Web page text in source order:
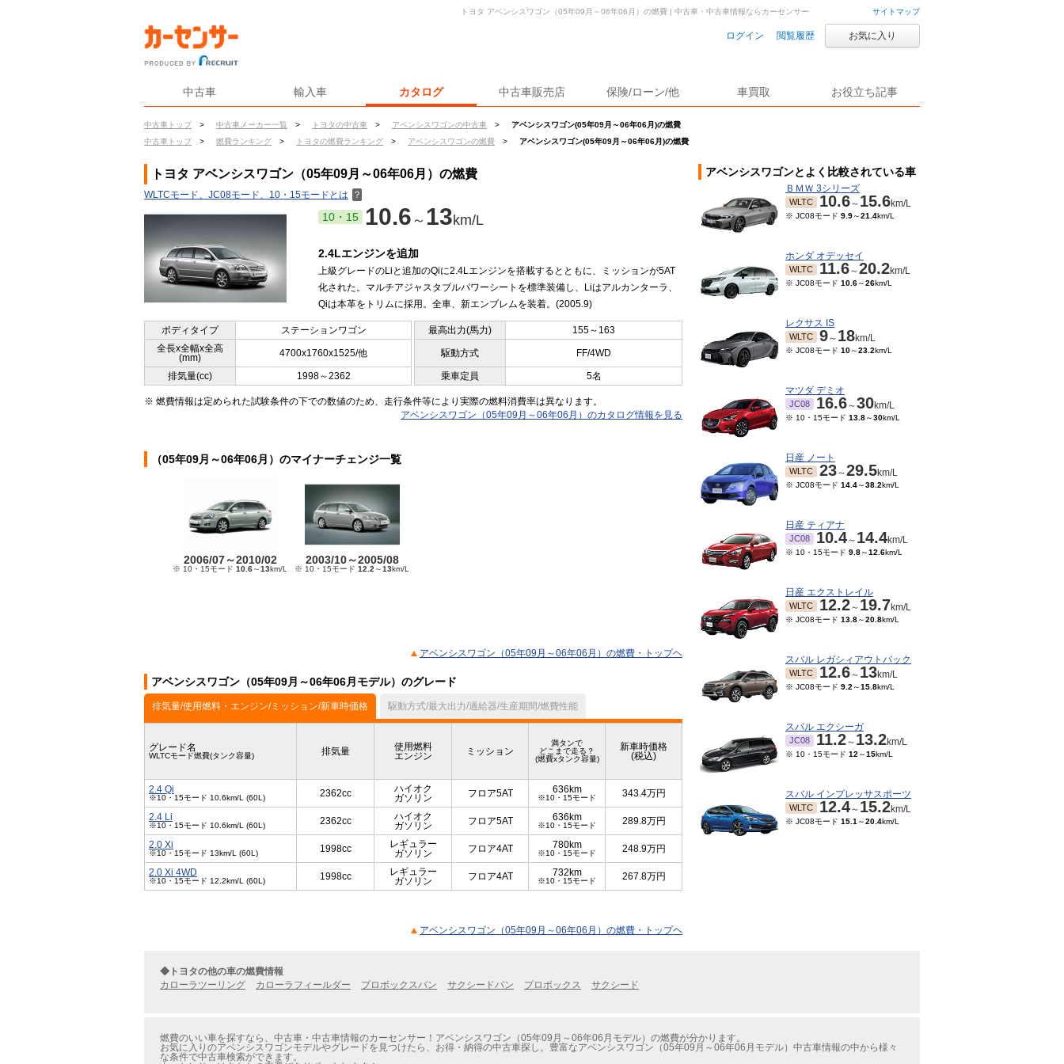
サイトマップ
ログイン 閲覧履歴 お気に入り
中古車 輸入車 カタログ 中古車販売店 保険/ローン/他 車買取 お役立ち記事
中古車トップ > 中古車メーカー一覧 > トヨタの中古車 > アベンシスワゴンの中古車 >
アベンシスワゴン(05年09月～06年06月)の燃費
中古車トップ
> 燃費ランキング > トヨタの燃費ランキング > アベンシスワゴンの燃費 > アベンシスワゴン(05年09月～06年06月)の燃費
トヨタ アベンシスワゴン（05年09月～06年06月）の燃費 | 中古車・中古車情報ならカーセンサー
トヨタ アベンシスワゴン（05年09月～06年06月）の燃費
WLTCモード、JC08モード、10・15モードとは ？
10・15 10.6 ～ 13km/L
2.4Lエンジンを追加
上級グレードのLiと追加のQiに2.4Lエンジンを搭載するとともに、ミッションが5AT
化された。マルチアジャスタブルパワーシートを標準装備し、Liはアルカンターラ、
Qiは本革をトリムに採用。全車、新エンブレムを装着。(2005.9)
ボディタイプ ステーションワゴン 最高出力(馬力)
155～163
全長x全幅x全高
(mm)
4700x1760x1525/他 駆動方式 FF/4WD
排気量(cc) 1998～2362 乗車定員 5名
※ 燃費情報は定められた試験条件の下での数値のため、走行条件等により実際の燃料消費率は異なります。
アベンシスワゴン（05年09月～06年06月）のカタログ情報を見る
（05年09月～06年06月）のマイナーチェンジ一覧
2006/07～2010/02
※ 10・15モード 10.6～13km/L
2003/10～2005/08
※ 10・15モード 12.2～13km/L
アベンシスワゴン（05年09月～06年06月）の燃費・トップヘ
アベンシスワゴン（05年09月～06年06月モデル）のグレード
排気量/使用燃料・エンジン/ミッション/新車時価格 駆動方式/最大出力/過給器/生産期間/燃費性能
グレード名
WLTCモード燃費(タンク容量) 排気量
使用燃料
エンジン
ミッション
満タンで
どこまで走る？
(燃費xタンク容量)
新車時価格
(税込)
2.4 Qi
※10・15モード 10.6km/L (60L) 2362cc
ハイオク
ガソリン
フロア5AT 636km
※10・15モード 343.4万円
2.4 Li
※10・15モード 10.6km/L (60L) 2362cc
ハイオク
ガソリン
フロア5AT 636km
※10・15モード 289.8万円
2.0 Xi
※10・15モード 13km/L (60L) 1998cc
レギュラー
ガソリン
フロア4AT 780km
※10・15モード 248.9万円
2.0 Xi 4WD
※10・15モード 12.2km/L (60L) 1998cc
レギュラー
ガソリン
フロア4AT 732km
※10・15モード 267.8万円
アベンシスワゴン（05年09月～06年06月）の燃費・トップヘ
アベンシスワゴンとよく比較されている車
ＢＭＷ 3シリーズ
WLTC 10.6～ 15.6km/L
※ JC08モード 9.9～21.4km/L
ホンダ オデッセイ
WLTC 11.6～20.2km/L
※ JC08モード 10.6～26km/L
レクサス IS
WLTC 9～ 18km/L
※ JC08モード 10～23.2km/L
マツダ デミオ
JC08 16.6～30km/L
※ 10・15モード 13.8～30km/L
日産 ノート
WLTC 23～29.5km/L
※ JC08モード 14.4～38.2km/L
日産 ティアナ
JC08 10.4～ 14.4km/L
※ 10・15モード 9.8～12.6km/L
日産 エクストレイル
WLTC 12.2～ 19.7km/L
※ JC08モード 13.8～20.8km/L
スバル レガシィアウトバック
WLTC 12.6～ 13km/L
※ JC08モード 9.2 ～15.8km/L
スバル エクシーガ
JC08 11.2～ 13.2km/L
※ 10・15モード 12 ～15km/L
スバル インプレッサスポーツ
WLTC 12.4～ 15.2km/L
※ JC08モード 15.1 ～20.4km/L
◆トヨタの他の車の燃費情報
カローラツーリング
カローラフィールダー プロボックスバン サクシードバン プロボックス サクシード
燃費のいい車を探すなら、中古車・中古車情報のカーセンサー！アベンシスワゴン（05年09月～06年06月モデル）の燃費が分かります。
お気に入りのアベンシスワゴンモデルやグレードを見つけたら、お得・納得の中古車探し。豊富なアベンシスワゴン（05年09月～06年06月モデル）中古車情報の中から様々
な条件で中古車検索ができます。